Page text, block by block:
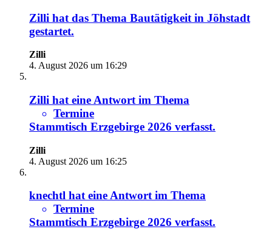
Zilli hat das Thema Bautätigkeit in Jöhstadt
gestartet.
Zilli
4. August 2026 um 16:29
Zilli hat eine Antwort im Thema
Termine
Stammtisch Erzgebirge 2026 verfasst.
Zilli
4. August 2026 um 16:25
knechtl hat eine Antwort im Thema
Termine
Stammtisch Erzgebirge 2026 verfasst.